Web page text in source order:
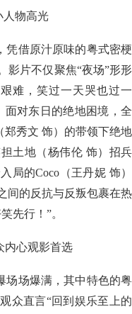
人物高光
凭借原汁原味的粤式密梗
影片不仅聚焦“夜场”形形
难，笑过一天哭也过一
面对东日的绝地困境，全
郑秀文 饰）的带领下绝地
土地（杨伟伦 饰）招兵
局的Coco（王丹妮 饰）
间的反抗与反叛包裹在热
先行！”。
内心观影首选
场场爆满，其中特色的粤
众直言“回到娱乐至上的